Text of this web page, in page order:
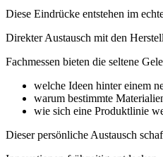
Diese Eindrücke entstehen im
Direkter Austausch mit den
Fachmessen bieten die seltene
welche Ideen hinter einem
warum bestimmte
wie sich eine Produktlinie
Dieser persönliche Austausch